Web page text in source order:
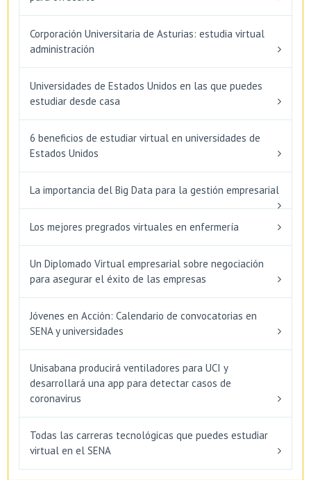
Corporación Universitaria de Asturias: estudia virtual
administración
Universidades de Estados Unidos en las que puedes
estudiar desde casa
6 beneficios de estudiar virtual en universidades de
Estados Unidos
La importancia del Big Data para la gestión empresarial
Los mejores pregrados virtuales en enfermería
Un Diplomado Virtual empresarial sobre negociación
para asegurar el éxito de las empresas
Jóvenes en Acción: Calendario de convocatorias en
SENA y universidades
Unisabana producirá ventiladores para UCI y
desarrollará una app para detectar casos de
coronavirus
Todas las carreras tecnológicas que puedes estudiar
virtual en el SENA